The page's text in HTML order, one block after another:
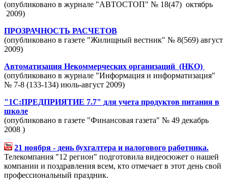
(опубликовано в журнале "АВТОСТОП" № 18(47) октябрь
2009)
ПРОЗРАЧНОСТЬ РАСЧЕТОВ
(опубликовано в газете "Жилищный вестник" № 8(569) август
2009)
Автоматизация Некоммерческих организаций (НКО)
(опубликовано в журнале "Информация и информатизация"
№ 7-8 (133-134) июль-август 2009)
"1С:ПРЕДПРИЯТИЕ 7.7" для учета продуктов питания в
школе
(опубликовано в газете "Финансовая газета" № 49 декабрь
2008 )
21 ноября - день бухгалтера и налогового работника.
Телекомпания "12 регион" подготовила видеосюжет о нашей
компании и поздравления всем, кто отмечает в этот день свой
профессиональный праздник.